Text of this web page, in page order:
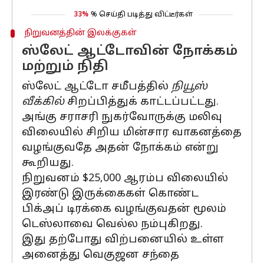
33% % செய்தி படித்து விட்டீர்கள்
நிறுவனத்தின் இலக்குகள்
ஸ்லேட் ஆட்டோவின் நோக்கம்
மற்றும் நிதி
ஸ்லேட் ஆட்டோ சமீபத்தில் நியூஸ்
வீக்கில்சிறப்பித்துக் காட்டப்பட்டது.
அங்கு சராசரி நுகர்வோருக்கு மலிவு
விலையில் சிறிய மின்சார வாகனத்தை
வழங்குவதே அதன் நோக்கம் என்று
கூறியது.
நிறுவனம் $25,000 ஆரம்ப விலையில்
இரண்டு இருக்கைகள் கொண்ட
பிக்அப் டிரக்கை வழங்குவதன் மூலம்
டெஸ்லாவை வெல்ல நம்புகிறது.
இது தற்போது விற்பனையில் உள்ள
அனைத்து வெகுஜன சந்தை